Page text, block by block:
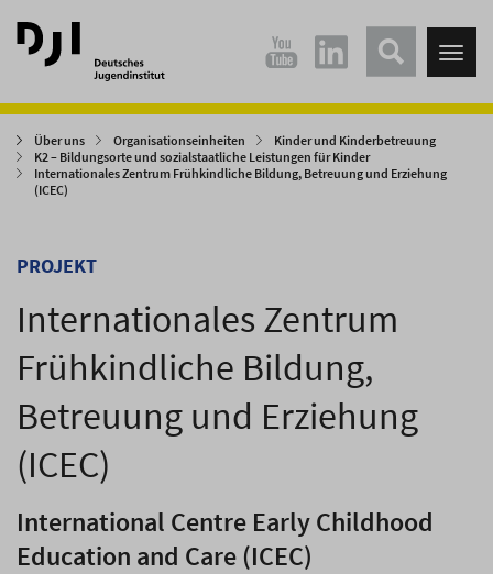
Direkt
zum
Hauptinhalt
Direkt
zum
Hauptmenü
Über uns Organisationseinheiten
Kinder und Kinderbetreuung
K2 – Bildungsorte und sozialstaatliche Leistungen für Kinder
Internationales Zentrum Frühkindliche Bildung, Betreuung und Erziehung
(ICEC)
PROJEKT
Internationales Zentrum
Frühkindliche Bildung,
Betreuung und Erziehung
(ICEC)
International Centre Early Childhood
Education and Care (ICEC)